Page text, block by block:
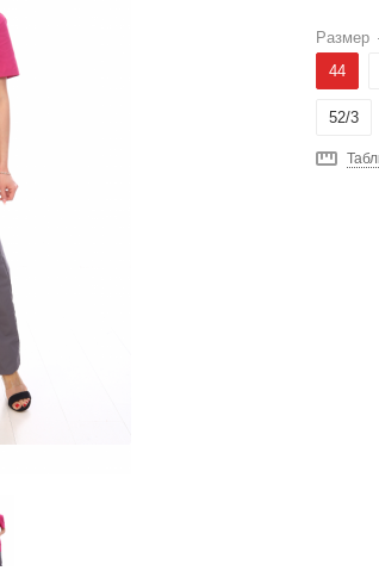
Размер
44
52/3